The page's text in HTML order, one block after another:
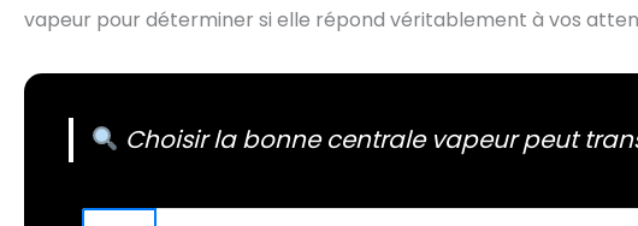
vapeur pour déterminer si elle répond véritablement à vos
Choisir la bonne centrale vapeur peut